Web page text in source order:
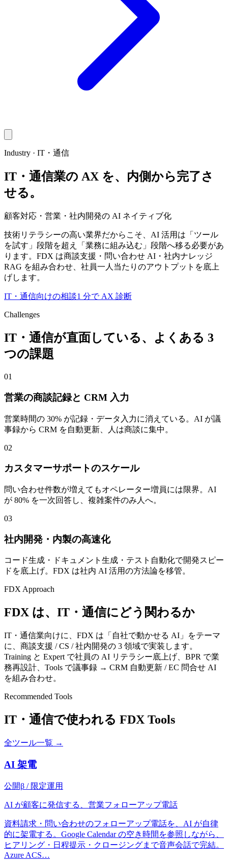
Industry · IT・通信
IT・通信業の AX を、内側から完了さ
せる。
顧客対応・営業・社内開発の AI ネイティブ化
技術リテラシーの高い業界だからこそ、AI 活用は「ツール
を試す」段階を超え「業務に組み込む」段階へ移る必要があ
ります。FDX は商談支援・問い合わせ AI・社内ナレッジ
RAG を組み合わせ、社員一人当たりのアウトプットを底上
げします。
IT・通信向けの相談1 分で AX 診断
Challenges
IT・通信が直面している、よくある 3
つの課題
01
営業の商談記録と CRM 入力
営業時間の 30% が記録・データ入力に消えている。AI が議
事録から CRM を自動更新、人は商談に集中。
02
カスタマーサポートのスケール
問い合わせ件数が増えてもオペレーター増員には限界。AI
が 80% を一次回答し、複雑案件のみ人へ。
03
社内開発・内製の高速化
コード生成・ドキュメント生成・テスト自動化で開発スピー
ドを底上げ。FDX は社内 AI 活用の方法論を移管。
FDX Approach
FDX は、 IT・通信にどう関わるか
IT・通信業向けに、FDX は「自社で動かせる AI」をテーマ
に、商談支援 / CS / 社内開発の 3 領域で実装します。
Training と Expert で社員の AI リテラシー底上げ、BPR で業
務再設計、Tools で議事録 → CRM 自動更新 / EC 問合せ AI
を組み合わせ。
Recommended Tools
IT・通信で使われる FDX Tools
全ツール一覧 →
AI 架電
公開β / 限定運用
AI が顧客に発信する、営業フォローアップ電話
資料請求・問い合わせのフォローアップ電話を、AI が自律
的に架電する。Google Calendar の空き時間を参照しながら、
ヒアリング・日程提示・クロージングまで音声会話で完結。
Azure ACS…